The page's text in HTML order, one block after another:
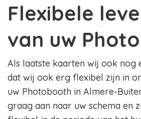
Flexibele
van uw
Als laatste kaarten wij ook nog
dat wij ook erg flexibel zijn in
uw Photobooth in Almere-
graag aan naar uw schema en